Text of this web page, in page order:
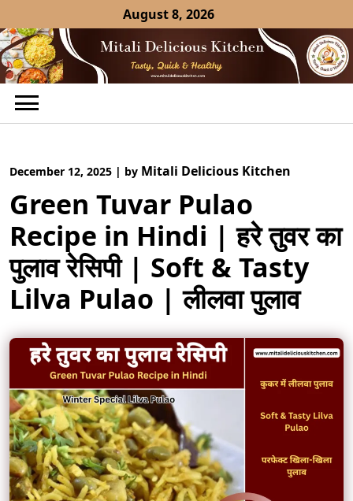
to
content
August 8, 2026
December 12, 2025 | by Mitali Delicious Kitchen
Green Tuvar Pulao
Recipe in Hindi | हरे तुवर का
पुलाव रेसिपी | Soft & Tasty
Lilva Pulao | लीलवा पुलाव